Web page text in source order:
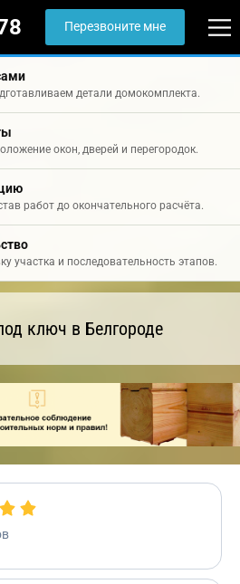
Перезвоните мне
детали домокомплекта.
окон, дверей и перегородок.
работ до окончательного расчёта.
участка и последовательность этапов.
ключ в Белгороде